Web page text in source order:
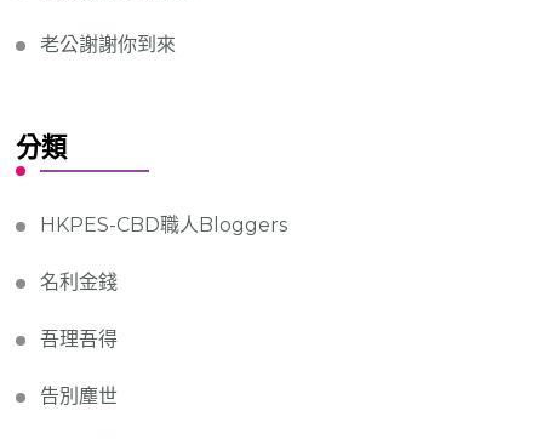
老公謝謝你到來
分類
HKPES-CBD職人Bloggers
名利金錢
吾理吾得
告別塵世